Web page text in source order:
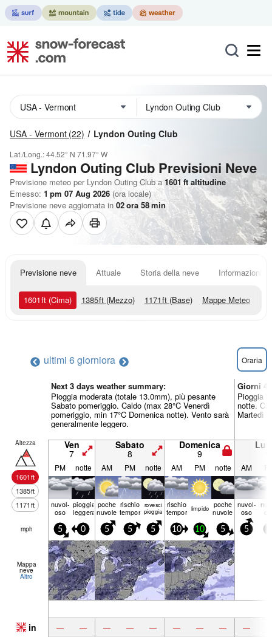
USA - Vermont (22) Lyndon Outing Club
Lat./Long.:44.52° N 71.97° W
Lyndon Outing Club Previsioni Neve
Previsione meteo per Lyndon Outing Club a 1601ft altitudine
Emesso: 1 pm 07 Aug 2026 (ora locale)
Previsione neve aggiornata in 02ora58min
Previsione neve Attuale Storia della neve Informazioni
1601ft (Cima) 1385ft (Mezzo) 1171ft (Base) Mappe Meteo
ultimi 6 giorniora Oraria
Next 3 days weather summary:
Pioggia moderata (totale 13.0mm), più pesante
Sabato pomeriggio. Caldo (max 28°C Venerdì
pomeriggio, min 17°C Domenica notte). Vento sarà
generalmente leggero.
Giorni
Pioggia
notte.
Martedì
Altezza
1601ft
1385ft
1171ft
Ven
7
Sabato
8
Domenica
9
PM notte AM PM notte AM PM notte AM
nuvol-
oso
pioggia
leggera
poche
nuvole
rischio
temporale
rovesci
pioggia
rischio
temporalelimp­ido poche
nuvole
nuvol-
oso
mph 5 0 5 5 5 10 10 5 5
Mappa
neve
Altro
in — — — — — — — — —